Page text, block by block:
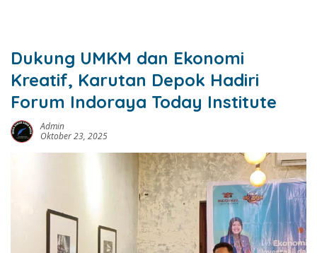
Dukung UMKM dan Ekonomi
Kreatif, Karutan Depok Hadiri
Forum Indoraya Today Institute
Admin
Oktober 23, 2025